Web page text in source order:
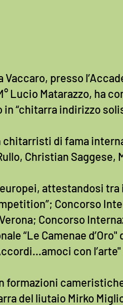
presso
Lucio Matarazzo, ha
“chitarra indirizzo
di fama
Christian Saggese,
attestandosi
Concorso
Concorso
“Le Camenae d’Oro"
con
del liutaio Mirko